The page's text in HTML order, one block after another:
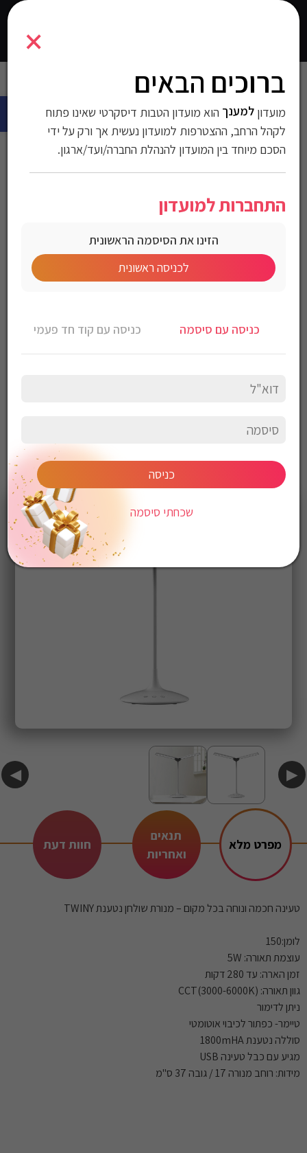
×
ברוכים הבאים
מועדוןלמענך הוא מועדון הטבות דיסקרטי שאינו פתוח
לקהל הרחב, ההצטרפות למועדון נעשית אך ורק על ידי
הסכם מיוחד בין המועדון להנהלת החברה/ועד/ארגון.
התחברות למועדון
הזינו את הסיסמה הראשונית
לכניסה ראשונית
כניסה עם סיסמה כניסה עם קוד חד פעמי
כניסה
שכחתי סיסמה
7291044140811
>עולם החשמל לבית ולחצר
מנורת שולחן נטענת
TWINY
מק"ט:7291044140811
מחיר לחברי מועדון
◀ ▶
מפרט מלא
תנאים
ואחריות
חוות דעת
טעינה חכמה ונוחה בכל מקום – מנורת שולחן נטענת TWINY
לומן:150
עוצמת תאורה: 5W
זמן הארה: עד 280 דקות
גוון תאורה: CCT(3000-6000K)
ניתן לדימור
טיימר- כפתור לכיבוי אוטומטי
סוללה נטענת 1800mHA
מגיע עם כבל טעינה USB
מידות: רוחב מנורה 17 / גובה 37 ס"מ